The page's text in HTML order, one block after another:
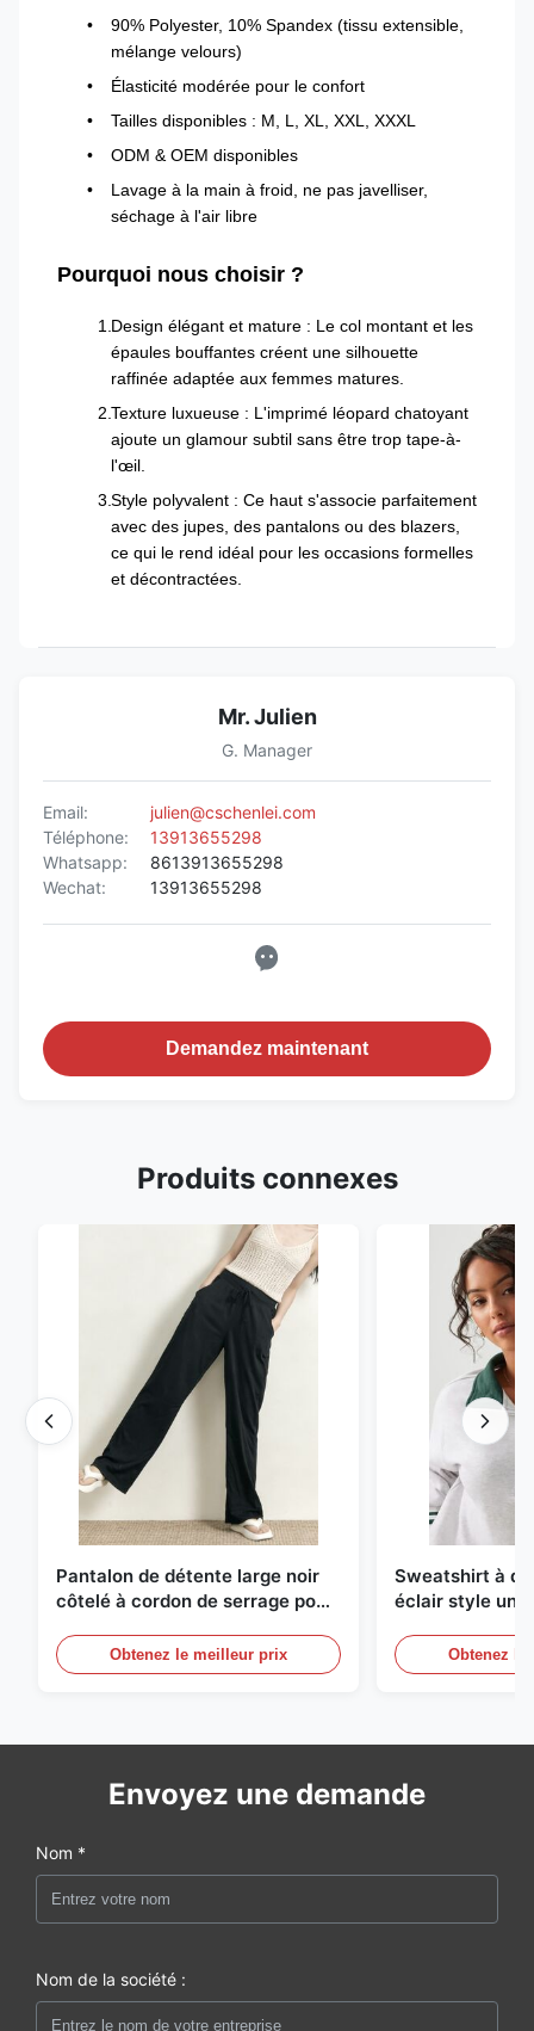
90% Polyester, 10% Spandex (tissu extensible,
mélange velours)
Élasticité modérée pour le confort
Tailles disponibles : M, L, XL, XXL, XXXL
ODM & OEM disponibles
Lavage à la main à froid, ne pas javelliser,
séchage à l'air libre
Pourquoi nous choisir ?
Design élégant et mature : Le col montant et les
épaules bouffantes créent une silhouette
raffinée adaptée aux femmes matures.
Texture luxueuse : L'imprimé léopard chatoyant
ajoute un glamour subtil sans être trop tape-à-
l'œil.
Style polyvalent : Ce haut s'associe parfaitement
avec des jupes, des pantalons ou des blazers,
ce qui le rend idéal pour les occasions formelles
et décontractées.
Mr. Julien
G. Manager
Email:
julien@cschenlei.com
Téléphone:
13913655298
Whatsapp:
8613913655298
Wechat:
13913655298
Demandez maintenant
Produits connexes
Pantalon de détente large noir
côtelé à cordon de serrage pour
Obtenez le meilleur prix
Sweatshirt à
éclair style
rayuresObtenez
Envoyez une demande
Nom *
Nom de la société :